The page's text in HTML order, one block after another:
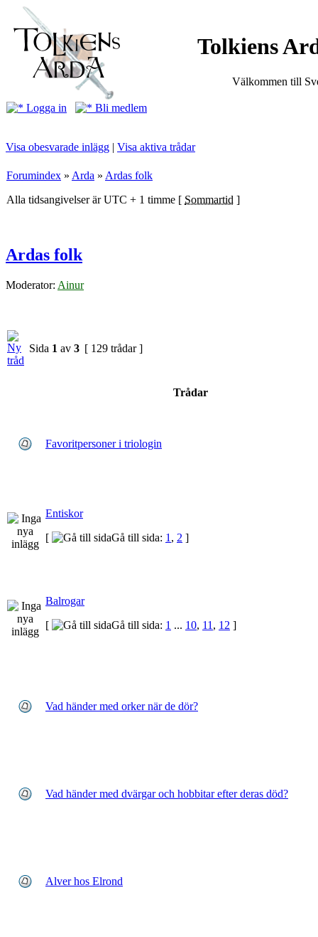
Tolkiens
Välkommen till
Logga in Bli medlem
Visa obesvarade inlägg | Visa aktiva trådar
Forumindex » Arda » Ardas folk
Alla tidsangivelser är UTC + 1 timme [ Sommartid ]
Ardas folk
Moderator: Ainur
Sida 1 av 3 [ 129 trådar ]
Trådar
Favoritpersoner i triologin
Entiskor
[
Gå till sida: 1 , 2 ]
Balrogar
[
Gå till sida: 1 ... 10, 11 , 12 ]
Vad händer med orker när de dör?
Vad händer med dvärgar och hobbitar efter deras död?
Alver hos Elrond